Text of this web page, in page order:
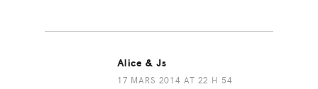
Alice & Js
17 MARS 2014 AT 22 H 54